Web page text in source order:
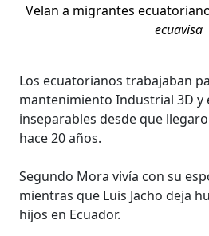
Velan a migrantes
ecuavisa
Los ecuatorianos trabajaban
mantenimiento Industrial 3D y
inseparables desde que
hace 20 años.
Segundo Mora vivía con su
mientras que Luis Jacho deja
hijos en Ecuador.